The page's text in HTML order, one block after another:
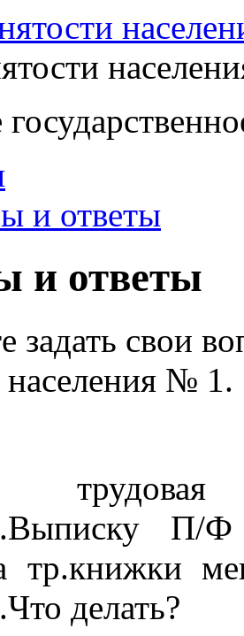
и ответы
и ответы
задать свои
населения № 1.
тр.книжки
делать?